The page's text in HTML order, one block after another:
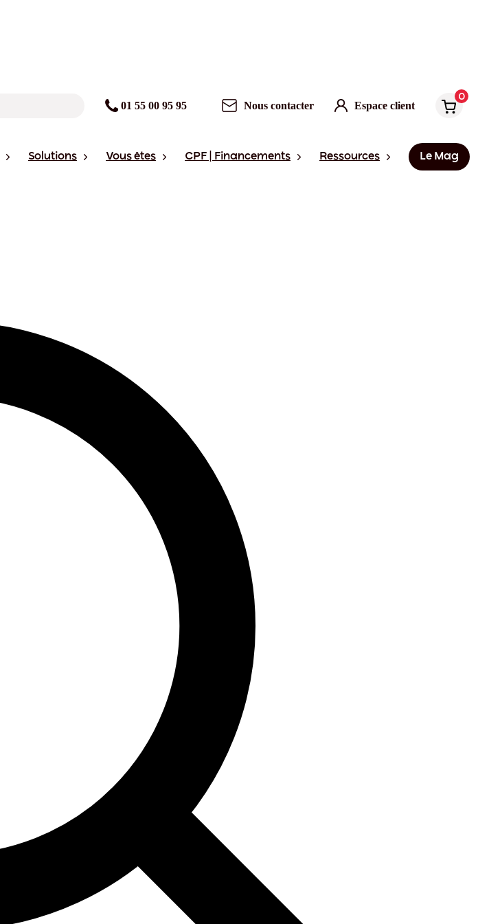
01 55 00 95 95 Nous contacter Espace client
0
Solutions Vous êtes CPF | Financements Ressources Le Mag